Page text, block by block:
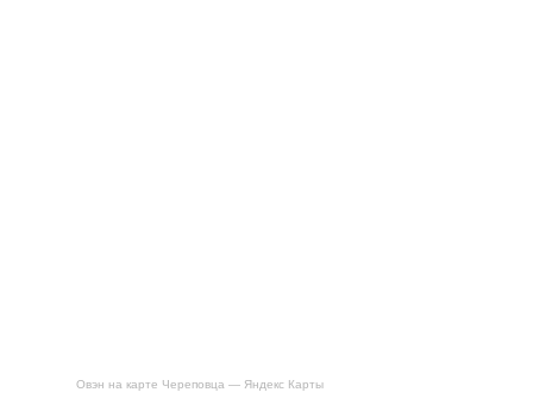
Овэн на карте Череповца — Яндекс Карты